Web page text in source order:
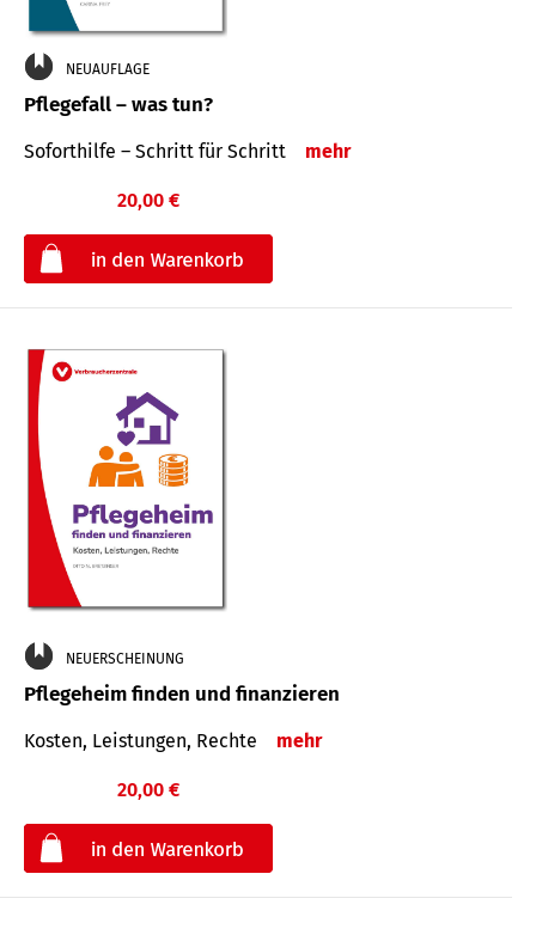
NEUAUFLAGE
Pflegefall – was tun?
Soforthilfe – Schritt für Schritt mehr
20,00 €
NEUERSCHEINUNG
Pflegeheim finden und finanzieren
Kosten, Leistungen, Rechte mehr
20,00 €